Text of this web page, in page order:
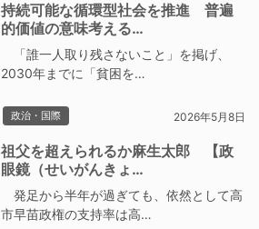
持続可能な循環型社会を推進 普遍
的価値の意味考える…
「誰一人取り残さないこと」を掲げ、
2030年までに「貧困を…
政治・国際 2026年5月8日
祖父を超えられるか麻生太郎 【政
眼鏡（せいがんきょ…
発足から半年が過ぎても、依然として高
市早苗政権の支持率は高…